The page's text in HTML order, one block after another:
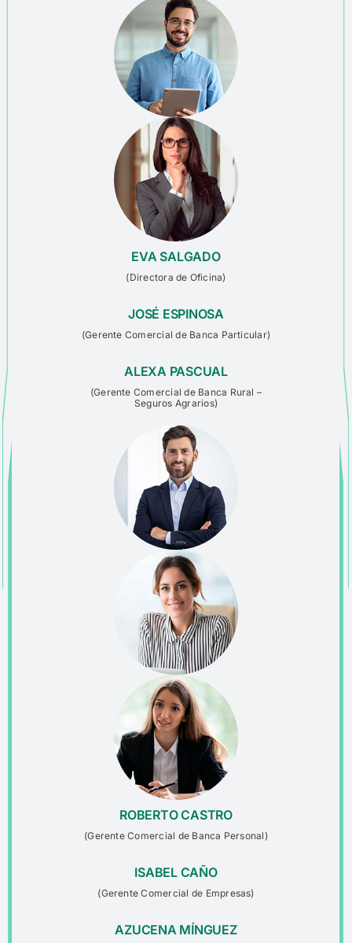
EVA SALGADO
(Directora de Oficina)
JOSÉ ESPINOSA
(Gerente Comercial de Banca Particular)
ALEXA PASCUAL
(Gerente Comercial de Banca Rural –
Seguros Agrarios)
ROBERTO CASTRO
(Gerente Comercial de Banca Personal)
ISABEL CAÑO
(Gerente Comercial de Empresas)
AZUCENA MÍNGUEZ